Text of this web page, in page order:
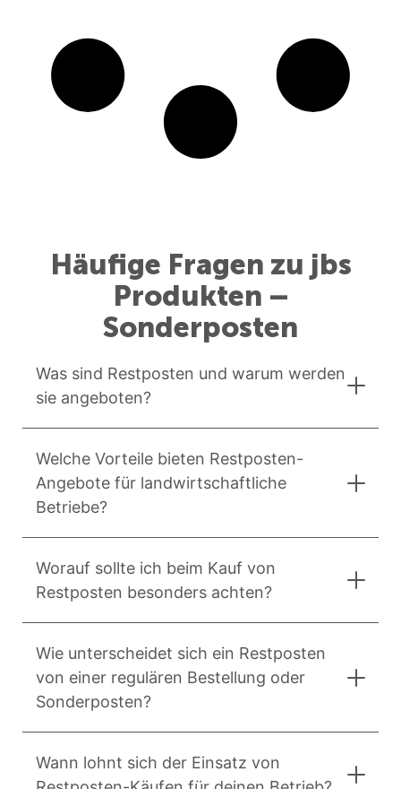
Häufige Fragen zu jbs
Produkten –
Sonderposten
Was sind Restposten und warum werden
sie angeboten?
Welche Vorteile bieten Restposten-
Angebote für landwirtschaftliche
Betriebe?
Worauf sollte ich beim Kauf von
Restposten besonders achten?
Wie unterscheidet sich ein Restposten
von einer regulären Bestellung oder
Sonderposten?
Wann lohnt sich der Einsatz von